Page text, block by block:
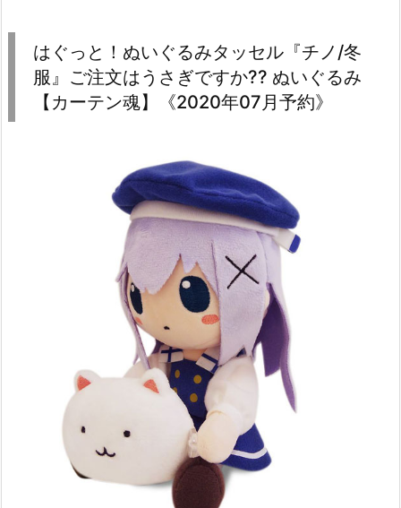
はぐっと！ぬいぐるみタッセル『チノ/冬
服』ご注文はうさぎですか?? ぬいぐるみ
【カーテン魂】《2020年07月予約》